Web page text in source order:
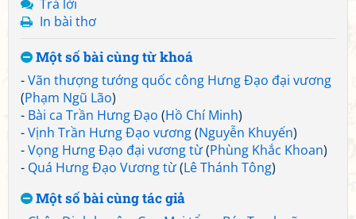
Trả lời
In bài thơ
Một số bài cùng từ khoá
-Vãn thượng tướng quốc công Hưng Đạo đại vương
(Phạm Ngũ Lão)
- Bài ca Trần Hưng Đạo (Hồ Chí Minh)
-Vịnh Trần Hưng Đạo vương(Nguyễn Khuyến)
-Vọng Hưng Đạo đại vương từ(Phùng Khắc Khoan)
- Quá Hưng Đạo Vương từ(Lê Thánh Tông)
Một số bài cùng tác giả